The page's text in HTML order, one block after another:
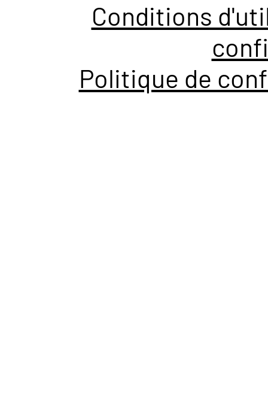
Conditions
Politique de